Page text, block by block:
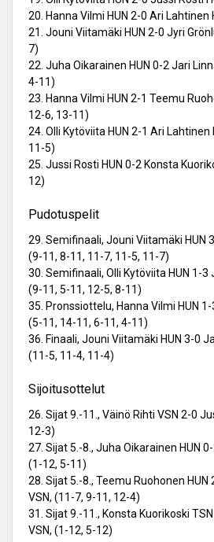
20. Hanna Vilmi HUN 2-0 Ari Lahtinen
21. Jouni Viitamäki HUN 2-0 Jyri
7)
22. Juha Oikarainen HUN 0-2 Jari
4-11)
23. Hanna Vilmi HUN 2-1 Teemu
12-6, 13-11)
24. Olli Kytöviita HUN 2-1 Ari Lahtinen
11-5)
25. Jussi Rosti HUN 0-2 Konsta
12)
Pudotuspelit
29. Semifinaali, Jouni Viitamäki HUN
(9-11, 8-11, 11-7, 11-5, 11-7)
30. Semifinaali, Olli Kytöviita HUN 1-3
(9-11, 5-11, 12-5, 8-11)
35. Pronssiottelu, Hanna Vilmi HUN 1-
(5-11, 14-11, 6-11, 4-11)
36. Finaali, Jouni Viitamäki HUN 3-0
(11-5, 11-4, 11-4)
Sijoitusottelut
26. Sijat 9.-11., Väinö Rihti VSN 2-0
12-3)
27. Sijat 5.-8., Juha Oikarainen HUN
(1-12, 5-11)
28. Sijat 5.-8., Teemu Ruohonen HUN
VSN, (11-7, 9-11, 12-4)
31. Sijat 9.-11., Konsta Kuorikoski
VSN, (1-12, 5-12)